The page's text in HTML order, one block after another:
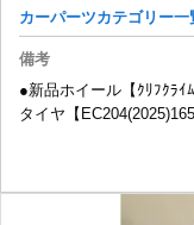
カーパーツカテゴリー一
備考
●新品ホイール【ｸﾘﾌｸﾗ
タイヤ【